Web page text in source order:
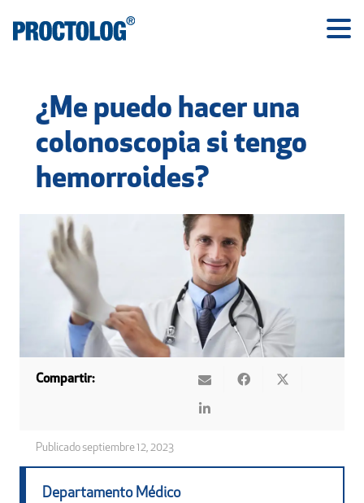
¿Me puedo hacer una
colonoscopia si tengo
hemorroides?
Compartir:
Publicado septiembre 12, 2023
Departamento Médico